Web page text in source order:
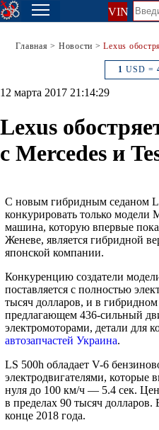
VIN
Главная > Новости >Lexus
1 USD =
12 марта 2017 21:14:29
Lexus
с Mercedes и
С новым гибридным седаном
конкурировать только модели
машина, которую впервые
Женеве, является гибридной
японской компании.
Конкуренцию создатели
поставляется с полностью
тысяч долларов, и в гибридном
предлагающем 436-сильный
электромоторами, детали для
автозапчастей Украина.
LS 500h обладает V-6
электродвигателями, которые
нуля до 100 км/ч — 5.4 сек.
в пределах 90 тысяч
конце 2018 года.